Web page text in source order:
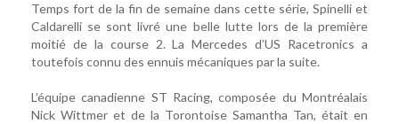
Temps fort de la fin de semaine dans cette série, Spinelli et
Caldarelli se sont livré une belle lutte lors de la première
moitié de la course 2. La Mercedes d’US Racetronics a
toutefois connu des ennuis mécaniques par la suite.
L’équipe canadienne ST Racing, composée du Montréalais
Nick Wittmer et de la Torontoise Samantha Tan, était en